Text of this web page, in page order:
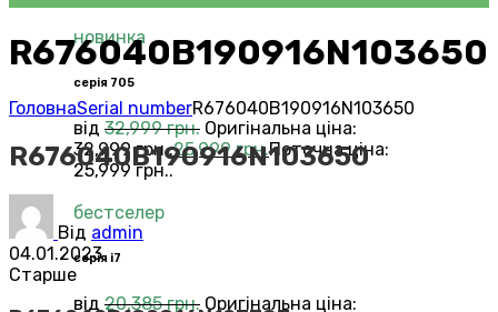
новинка
серія 705
від 32,999грн. Оригінальна ціна:
32,999 грн..25,999грн.Поточна ціна:
25,999 грн..
бестселер
серія i7
від 20,385грн. Оригінальна ціна:
R676040B190916N103650
ГоловнаSerial numberR676040B190916N103650
R676040B190916N103650
Від admin
04.01.2023
Старше